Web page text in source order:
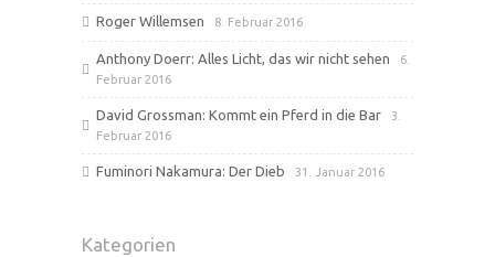
Roger Willemsen 8. Februar 2016
Anthony Doerr: Alles Licht, das wir nicht sehen
6.
Februar 2016
David Grossman: Kommt ein Pferd in die Bar
3.
Februar 2016
Fuminori Nakamura: Der Dieb 31. Januar 2016
Kategorien